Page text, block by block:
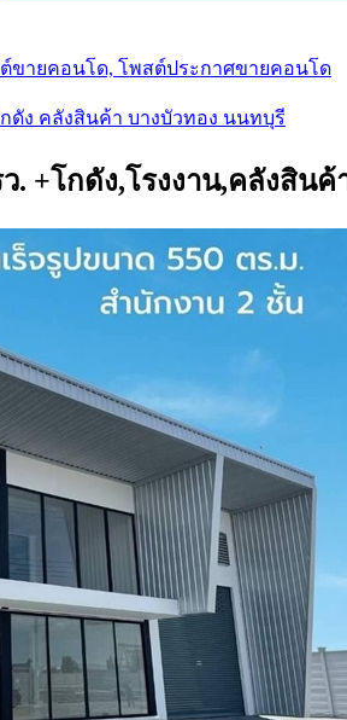
ขายคอนโด, โพสต์ประกาศขายคอนโด
ดัง คลังสินค้า บางบัวทอง นนทบุรี
+โกดัง,โรงงาน,คลังสิน